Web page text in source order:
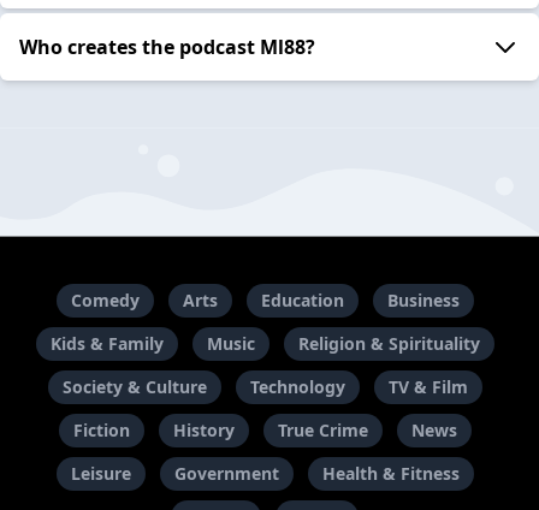
Who creates the podcast Ml88?
Comedy Arts Education
Business
Kids & Family
Music
Religion & Spirituality
Society & Culture
Technology
TV & Film
Fiction
History True Crime
News
Leisure
Government
Health & Fitness